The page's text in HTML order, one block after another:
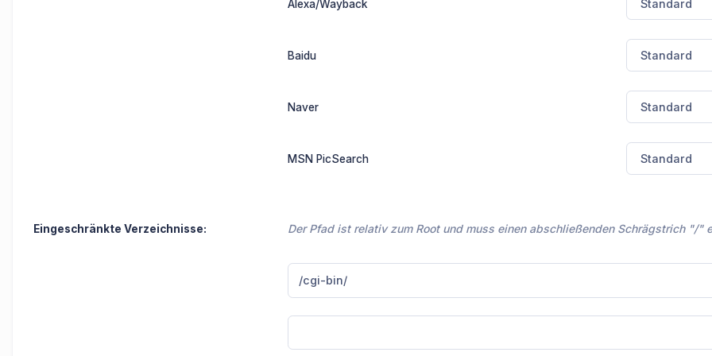
Alexa/Wayback
Baidu
Naver
MSN PicSearch
Eingeschränkte Verzeichnisse: Der Pfad ist relativ zum Root und muss einen abschließenden Schrägstrich "/"